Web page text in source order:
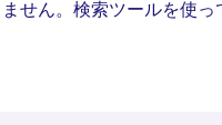
せん。検索ツールを使